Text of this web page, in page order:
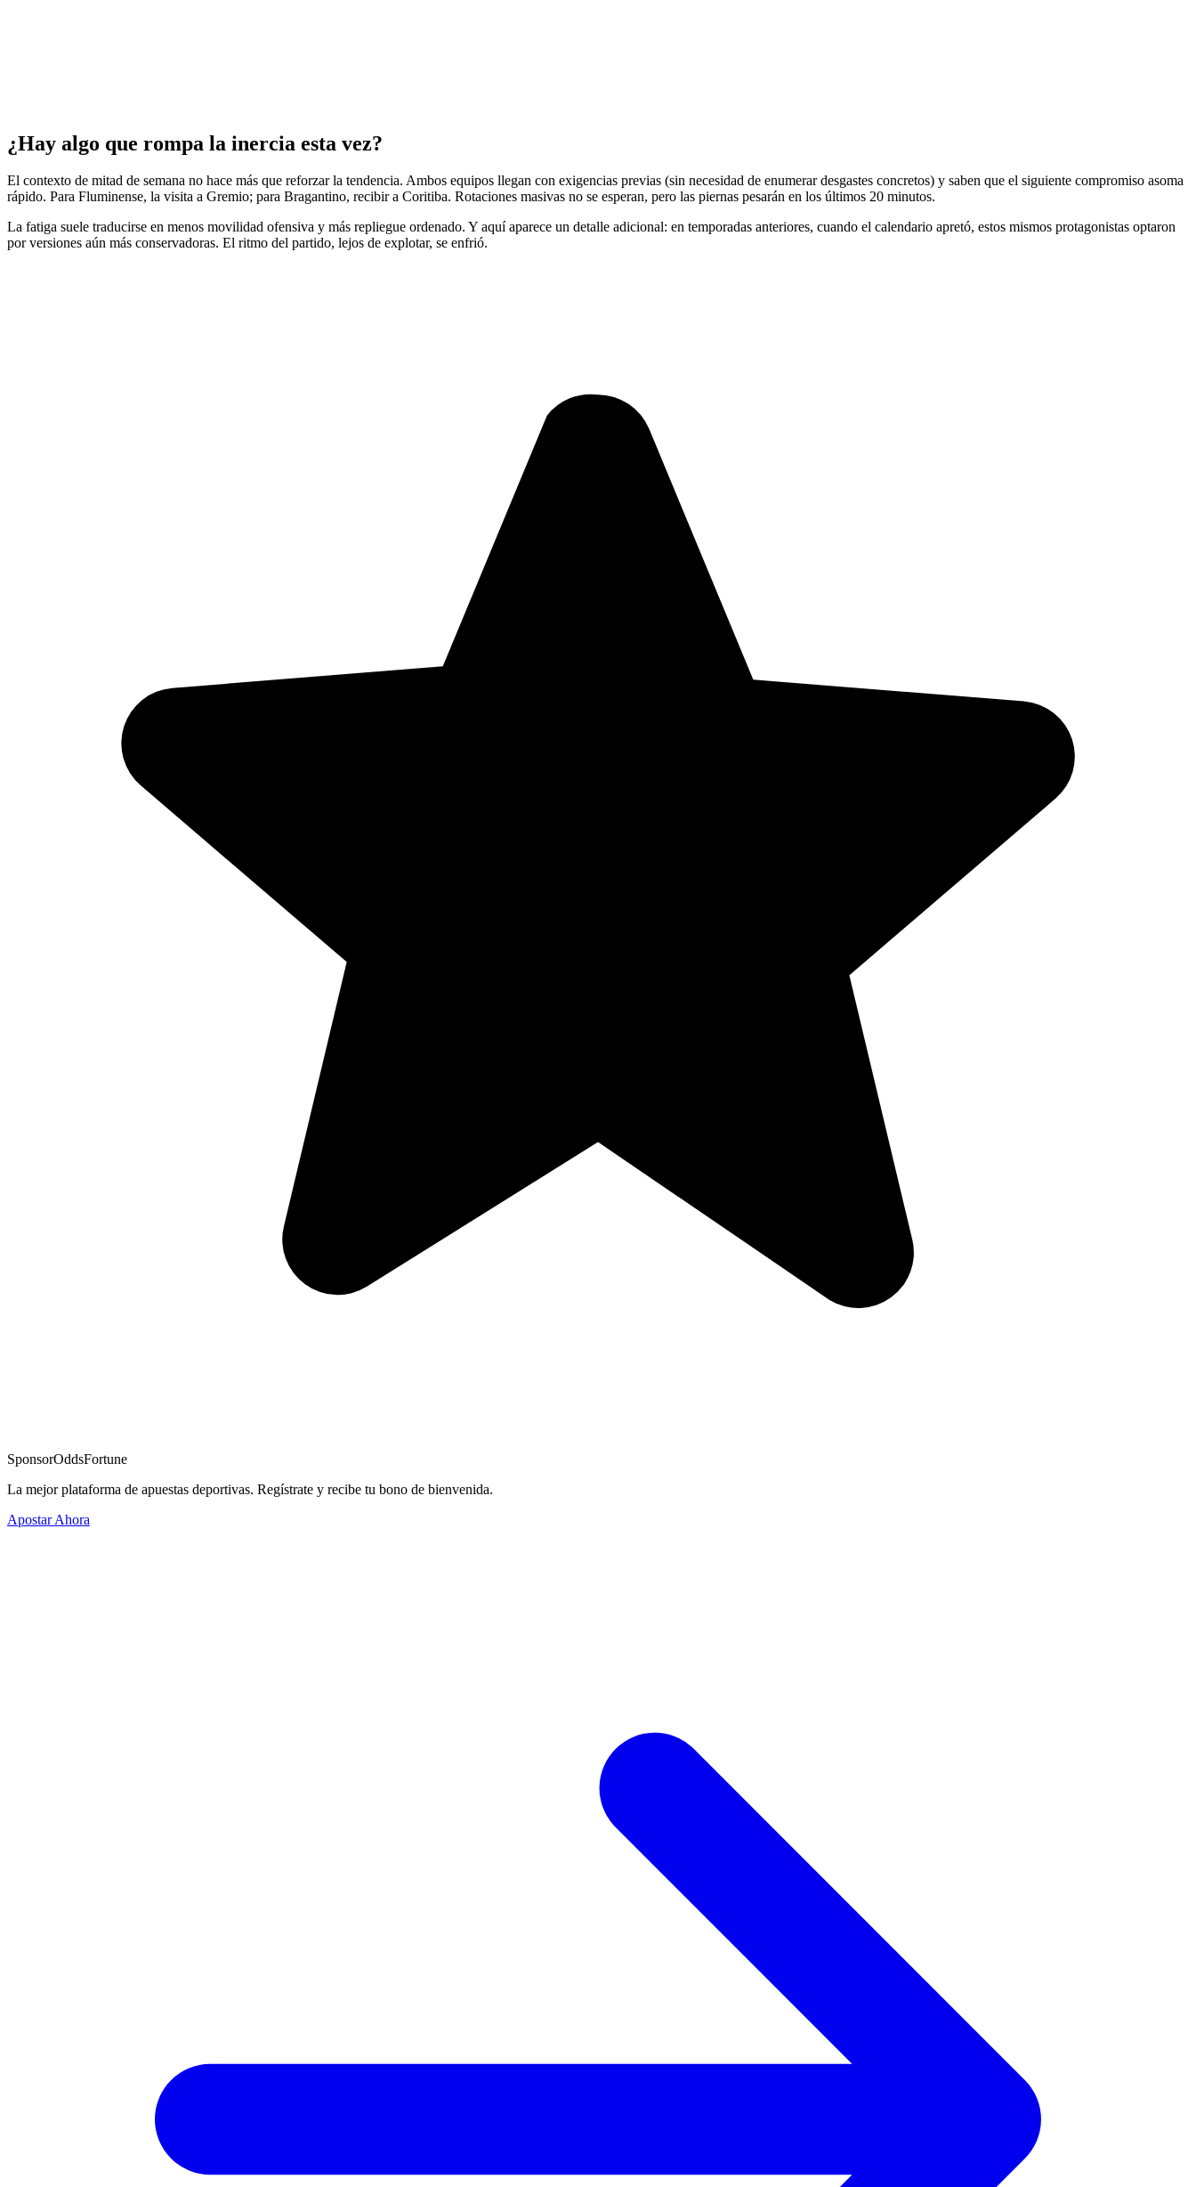
¿Hay algo que rompa la inercia esta vez?
El contexto de mitad de semana no hace más que reforzar la tendencia. Ambos equipos llegan con exigencias previas (sin necesidad de enumerar desgastes concretos) y saben que el siguiente compromiso asoma
rápido. Para Fluminense, la visita a Gremio; para Bragantino, recibir a Coritiba. Rotaciones masivas no se esperan, pero las piernas pesarán en los últimos 20 minutos.
La fatiga suele traducirse en menos movilidad ofensiva y más repliegue ordenado. Y aquí aparece un detalle adicional: en temporadas anteriores, cuando el calendario apretó, estos mismos protagonistas optaron
por versiones aún más conservadoras. El ritmo del partido, lejos de explotar, se enfrió.
SponsorOddsFortune
La mejor plataforma de apuestas deportivas. Regístrate y recibe tu bono de bienvenida.
Apostar Ahora